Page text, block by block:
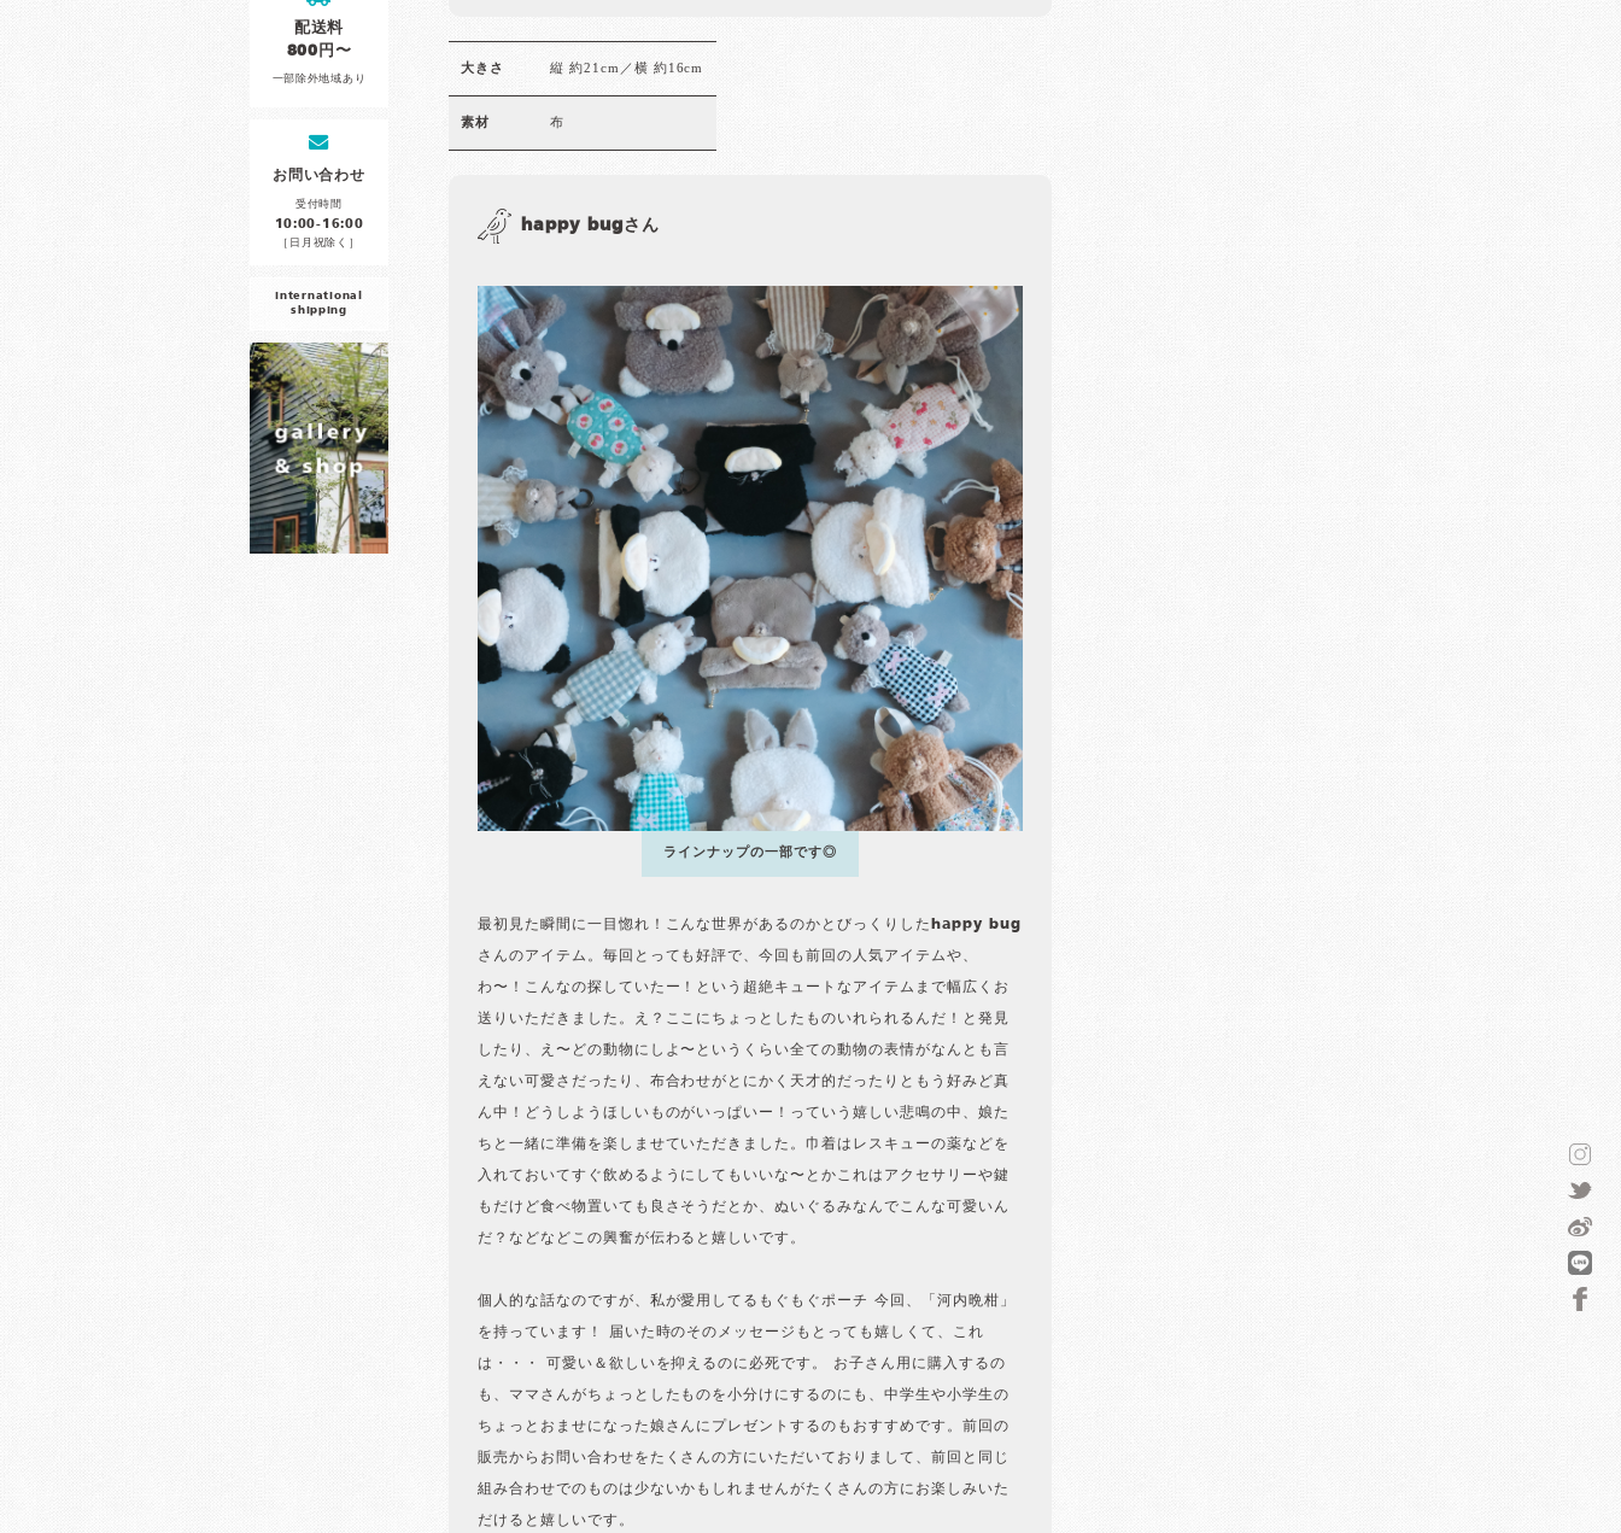
配送料
800円〜
一部除外地域あり
お問い合わせ
受付時間
10:00-16:00
［日月祝除く］
international
shipping
大きさ 縦 約21cm／横 約16cm
素材 布
happy bugさん
ラインナップの一部です◎
最初見た瞬間に一目惚れ！こんな世界があるのかとびっくりしたhappy bug
さんのアイテム。毎回とっても好評で、今回も前回の人気アイテムや、
わ〜！こんなの探していたー！という超絶キュートなアイテムまで幅広くお
送りいただきました。え？ここにちょっとしたものいれられるんだ！と発見
したり、え〜どの動物にしよ〜というくらい全ての動物の表情がなんとも言
えない可愛さだったり、布合わせがとにかく天才的だったりともう好みど真
ん中！どうしようほしいものがいっぱいー！っていう嬉しい悲鳴の中、娘た
ちと一緒に準備を楽しませていただきました。巾着はレスキューの薬などを
入れておいてすぐ飲めるようにしてもいいな〜とかこれはアクセサリーや鍵
もだけど食べ物置いても良さそうだとか、ぬいぐるみなんでこんな可愛いん
だ？などなどこの興奮が伝わると嬉しいです。
個人的な話なのですが、私が愛用してるもぐもぐポーチ 今回、「河内晩柑」
を持っています！ 届いた時のそのメッセージもとっても嬉しくて、これ
は・・・ 可愛い＆欲しいを抑えるのに必死です。 お子さん用に購入するの
も、ママさんがちょっとしたものを小分けにするのにも、中学生や小学生の
ちょっとおませになった娘さんにプレゼントするのもおすすめです。前回の
販売からお問い合わせをたくさんの方にいただいておりまして、前回と同じ
組み合わせでのものは少ないかもしれませんがたくさんの方にお楽しみいた
だけると嬉しいです。